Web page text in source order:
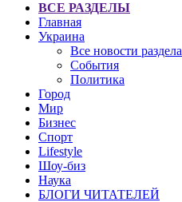
ВСЕ РАЗДЕЛЫ
Главная
Украина
Все новости раздела
События
Политика
Город
Мир
Бизнес
Спорт
Lifestyle
Шоу-биз
Наука
БЛОГИ ЧИТАТЕЛЕЙ